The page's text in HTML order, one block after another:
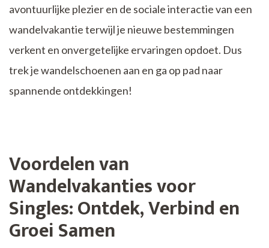
avontuurlijke plezier en de sociale interactie van een
wandelvakantie terwijl je nieuwe bestemmingen
verkent en onvergetelijke ervaringen opdoet. Dus
trek je wandelschoenen aan en ga op pad naar
spannende ontdekkingen!
Voordelen van
Wandelvakanties voor
Singles: Ontdek, Verbind en
Groei Samen